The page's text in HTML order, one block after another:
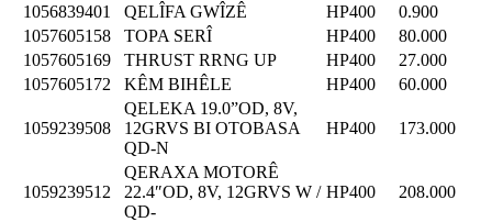
1056839401
QELÎFA GWÎZÊ HP400
0.900
1057605158
TOPA SERÎ HP400
80.000
1057605169
THRUST RRNG UP HP400
27.000
1057605172
KÊM BIHÊLE HP400 60.000
1059239508
QELEKA 19.0”OD, 8V,
12GRVS BI OTOBASA
QD-N
HP400 173.000
1059239512
QERAXA MOTORÊ
22.4″OD, 8V, 12GRVS W /
QD-
HP400 208.000